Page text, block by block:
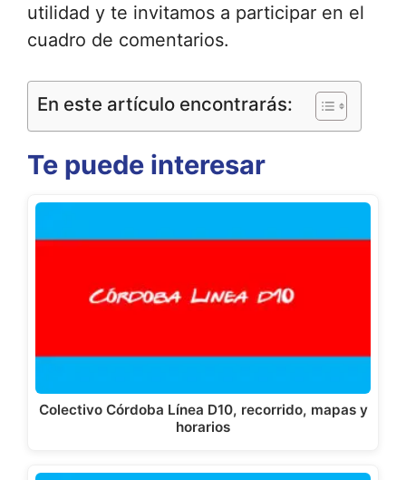
utilidad y te invitamos a participar en el
cuadro de comentarios.
En este artículo encontrarás:
Te puede interesar
Colectivo Córdoba Línea D10, recorrido, mapas y
horarios